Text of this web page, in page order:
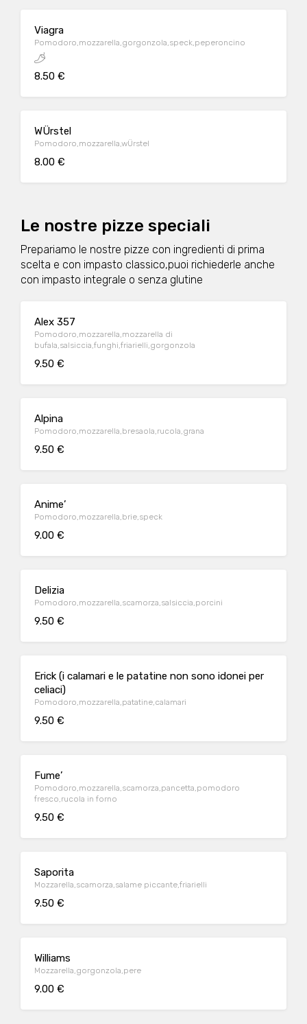
Viagra
Pomodoro,mozzarella,gorgonzola,speck,peperoncino
8.50 €
WÜrstel
Pomodoro,mozzarella,wÜrstel
8.00 €
Le nostre pizze speciali
Prepariamo le nostre pizze con ingredienti di prima
scelta e con impasto classico,puoi richiederle anche
con impasto integrale o senza glutine
Alex 357
Pomodoro,mozzarella,mozzarella di
bufala,salsiccia,funghi,friarielli,gorgonzola
9.50 €
Alpina
Pomodoro,mozzarella,bresaola,rucola,grana
9.50 €
Anime’
Pomodoro,mozzarella,brie,speck
9.00 €
Delizia
Pomodoro,mozzarella,scamorza,salsiccia,porcini
9.50 €
Erick (i calamari e le patatine non sono idonei per
celiaci)
Pomodoro,mozzarella,patatine,calamari
9.50 €
Fume’
Pomodoro,mozzarella,scamorza,pancetta,pomodoro
fresco,rucola in forno
9.50 €
Saporita
Mozzarella,scamorza,salame piccante,friarielli
9.50 €
Williams
Mozzarella,gorgonzola,pere
9.00 €